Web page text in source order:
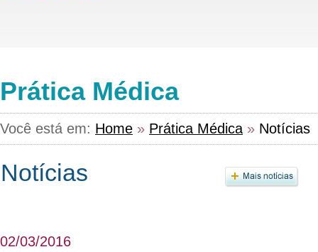
Prática Médica
Você está em: Home » Prática Médica » Notícias
02/03/2016